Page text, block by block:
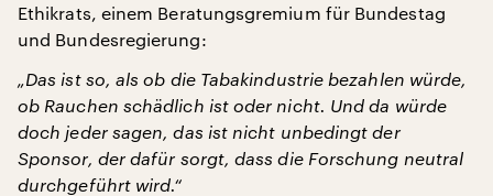
Ethikrats, einem Beratungsgremium für Bundestag
und Bundesregierung:
„Das ist so, als ob die Tabakindustrie bezahlen würde,
ob Rauchen schädlich ist oder nicht. Und da würde
doch jeder sagen, das ist nicht unbedingt der
Sponsor, der dafür sorgt, dass die Forschung neutral
durchgeführt wird.“